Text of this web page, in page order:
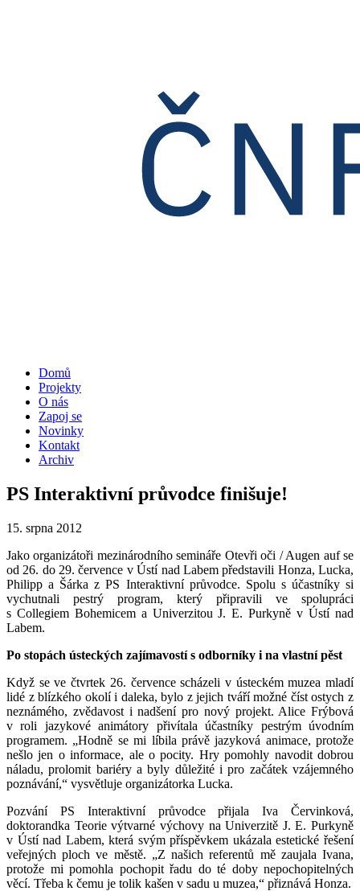
Domů
Projekty
O nás
Zapoj se
Novinky
Kontakt
Archiv
PS Interaktivní průvodce finišuje!
15. srpna 2012
Jako organizátoři mezinárodního semináře Otevři oči / Augen auf se
od 26. do 29. července v Ústí nad Labem představili Honza, Lucka,
Philipp a Šárka z PS Interaktivní průvodce. Spolu s účastníky si
vychutnali pestrý program, který připravili ve spolupráci
s Collegiem Bohemicem a Univerzitou J. E. Purkyně v Ústí nad
Labem.
Po stopách ústeckých zajímavostí s odborníky i na vlastní pěst
Když se ve čtvrtek 26. července scházeli v ústeckém muzea mladí
lidé z blízkého okolí i daleka, bylo z jejich tváří možné číst ostych z
neznámého, zvědavost i nadšení pro nový projekt. Alice Frýbová
v roli jazykové animátory přivítala účastníky pestrým úvodním
programem. „Hodně se mi líbila právě jazyková animace, protože
nešlo jen o informace, ale o pocity. Hry pomohly navodit dobrou
náladu, prolomit bariéry a byly důležité i pro začátek vzájemného
poznávání,“ vysvětluje organizátorka Lucka.
Pozvání PS Interaktivní průvodce přijala Iva Červinková,
doktorandka Teorie výtvarné výchovy na Univerzitě J. E. Purkyně
v Ústí nad Labem, která svým příspěvkem ukázala estetické řešení
veřejných ploch ve městě. „Z našich referentů mě zaujala Ivana,
protože mi pomohla pochopit řadu do té doby nepochopitelných
věcí. Třeba k čemu je tolik kašen v sadu u muzea,“ přiznává Honza.